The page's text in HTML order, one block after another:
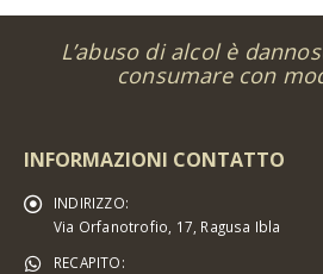
L’abuso di alcol è
consumare con
INFORMAZIONI CONTATTO
INDIRIZZO:
Via Orfanotrofio, 17, Ragusa Ibla
RECAPITO: